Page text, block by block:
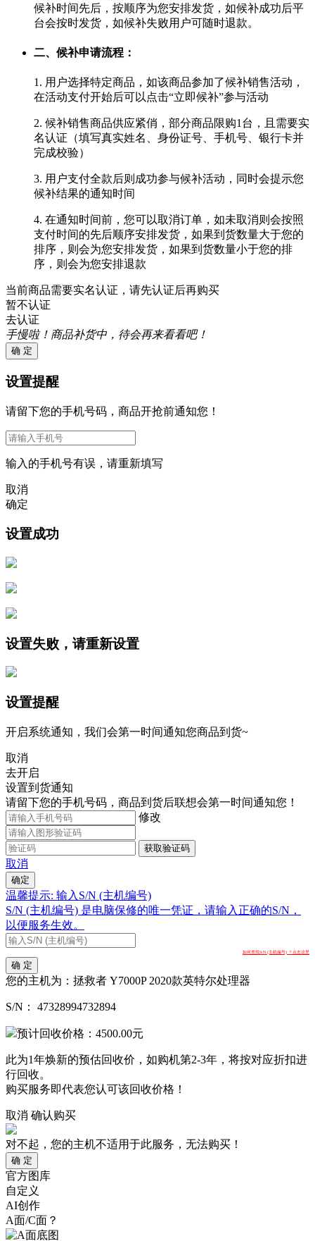
候补时间先后，按顺序为您安排发货，如候补成功后平
台会按时发货，如候补失败用户可随时退款。
二、候补申请流程：
1. 用户选择特定商品，如该商品参加了候补销售活动，
在活动支付开始后可以点击“立即候补”参与活动
2. 候补销售商品供应紧俏，部分商品限购1台，且需要实
名认证（填写真实姓名、身份证号、手机号、银行卡并
完成校验）
3. 用户支付全款后则成功参与候补活动，同时会提示您
候补结果的通知时间
4. 在通知时间前，您可以取消订单，如未取消则会按照
支付时间的先后顺序安排发货，如果到货数量大于您的
排序，则会为您安排发货，如果到货数量小于您的排
序，则会为您安排退款
当前商品需要实名认证，请先认证后再购买
暂不认证
去认证
手慢啦！商品补货中，待会再来看看吧！
确 定
设置提醒
请留下您的手机号码，商品开抢前通知您！
输入的手机号有误，请重新填写
取消
确定
设置成功
设置失败，请重新设置
设置提醒
开启系统通知，我们会第一时间通知您商品到货~
取消
去开启
设置到货通知
请留下您的手机号码，商品到货后联想会第一时间通知您！
修改
获取验证码
取消
确定
温馨提示: 输入S/N (主机编号)
S/N (主机编号) 是电脑保修的唯一凭证，请输入正确的S/N，
以便服务生效。
如何查找S/N (主机编号) ？点击这里
确 定
您的主机为： 拯救者 Y7000P 2020款英特尔处理器
S/N： 47328994732894
预计回收价格： 4500.00元
此为1年焕新的预估回收价，如购机第2-3年，将按对应折扣进
行回收。
购买服务即代表您认可该回收价格！
取消 确认购买
对不起，您的主机不适用于此服务，无法购买！
确 定
官方图库
自定义
AI创作
A面/C面？